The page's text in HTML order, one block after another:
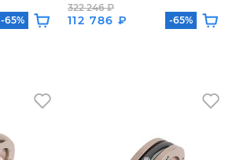
-65%
112 786 ₽
322 246 ₽
-65%